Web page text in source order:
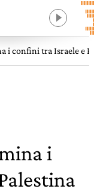
i confini tra Israele e
i